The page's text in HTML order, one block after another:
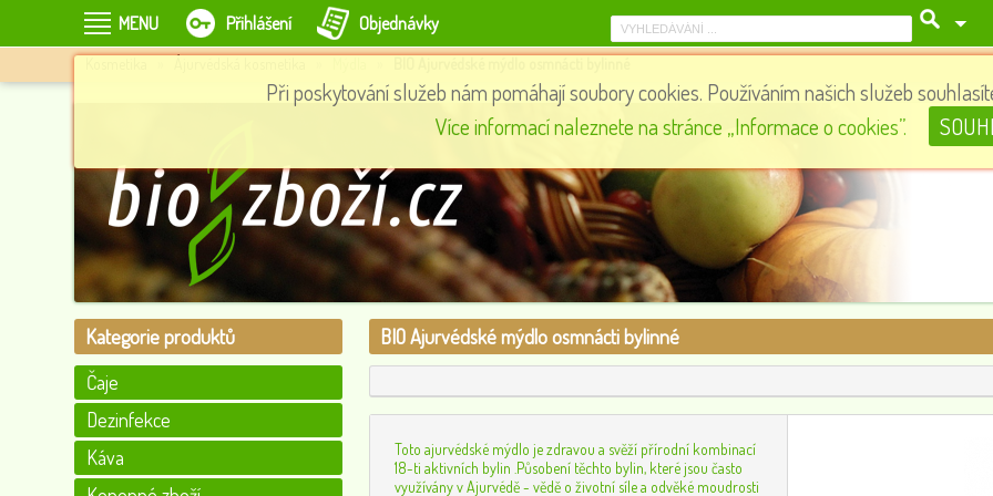
MENU Přihlášení Objednávky
Sirup borovice - dýchací systém, 185ml
80 0
Kategorie produktů
Čaje
Dezinfekce
Káva
BIO Ajurvédské mýdlo osmnácti bylinné
Toto ajurvédské mýdlo je zdravou a svěží přírodní kombinací
18-ti aktivních bylin .Působení těchto bylin, které jsou často
využívány v Ajurvédě - vědě o životní síle a odvěké moudrosti
Při poskytování služeb nám pomáhají soubory cookies. Používáním našich služeb
Více informací naleznete na stránce „Informace o cookies”.